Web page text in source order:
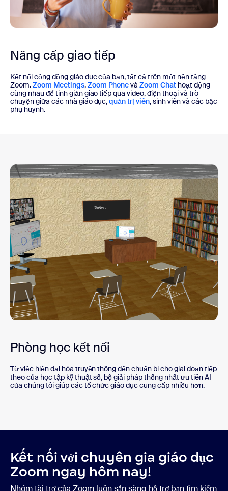
Nâng cấp giao tiếp
Kết nối cộng đồng giáo dục của bạn, tất cả trên một nền tảng
Zoom.Zoom Meetings,Zoom PhonevàZoom Chat hoạt động
cùng nhau để tinh giản giao tiếp qua video, điện thoại và trò
chuyện giữa các nhà giáo dục,quản trị viên, sinh viên và các bậc
phụ huynh.
Phòng học kết nối
Từ việc hiện đại hóa truyền thông đến chuẩn bị cho giai đoạn tiếp
theo của học tập kỹ thuật số, bộ giải pháp thống nhất ưu tiên AI
của chúng tôi giúp các tổ chức giáo dục cung cấp nhiều hơn.
Kết nối với chuyên gia giáo dục
Zoom ngay hôm nay!
Nhóm tài trợ của Zoom luôn sẵn sàng hỗ trợ bạn tìm kiếm